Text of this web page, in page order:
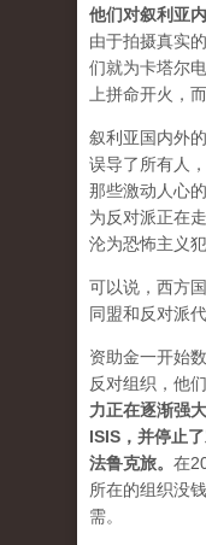
他们对叙利亚
由于拍摄真实
们就为卡塔尔
上拼命开火，
叙利亚国内外
误导了所有人
那些激动人心
为反对派正在
沦为恐怖主义
可以说，西方
同盟和反对派
资助金一开始
反对组织，他
力正在逐渐强
ISIS，并停止
法鲁克旅。 在
所在的组织没
需。